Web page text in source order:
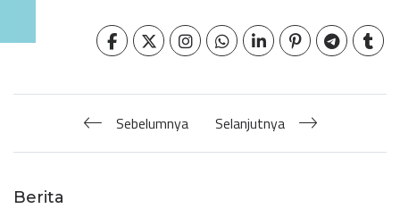
Sebelumnya Selanjutnya
Berita